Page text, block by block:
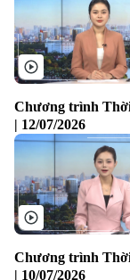
Chương trình
| 12/07/2026
Chương trình
| 10/07/2026